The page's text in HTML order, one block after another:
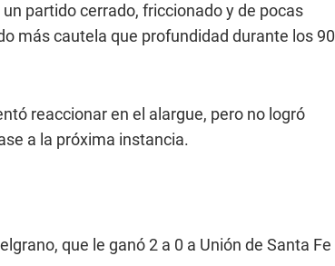
partido cerrado, friccionado y de pocas
más cautela que profundidad durante los 90
reaccionar en el alargue, pero no logró
a la próxima instancia.
que le ganó 2 a 0 a Unión de Santa Fe